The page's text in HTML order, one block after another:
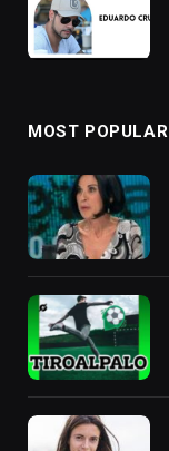
MOST POPULAR